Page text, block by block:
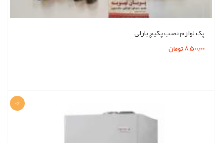
پک لوازم نصب پکیج بارلی
8,500,000 تومان
0%